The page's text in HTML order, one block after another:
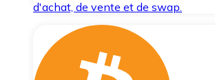
d'achat, de vente et de swap.